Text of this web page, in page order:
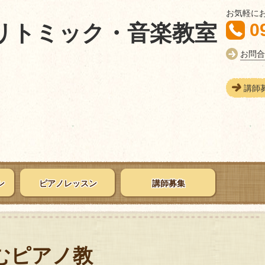
トミック・音楽教室
お気軽に
お問
講師
ピアノレッスン 講師募集
ピアノ教